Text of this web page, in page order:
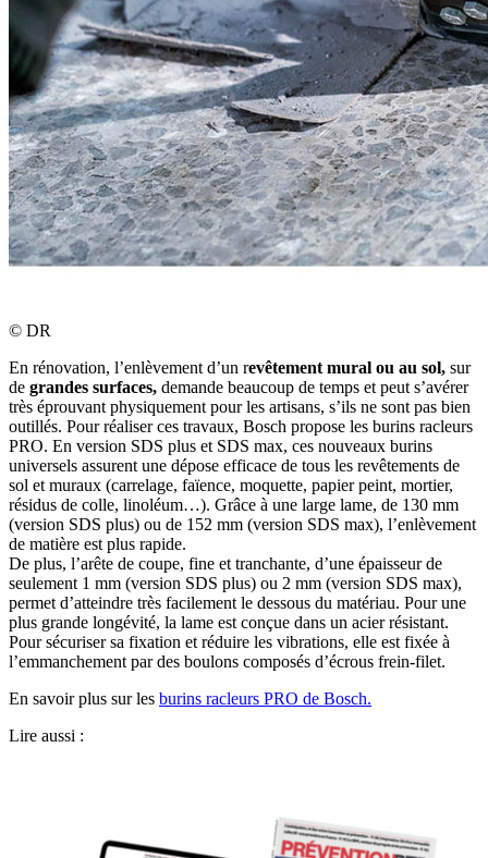
© DR
En rénovation, l’enlèvement d’un revêtement mural ou au sol, sur
de grandes surfaces, demande beaucoup de temps et peut s’avérer
très éprouvant physiquement pour les artisans, s’ils ne sont pas bien
outillés. Pour réaliser ces travaux, Bosch propose les burins racleurs
PRO. En version SDS plus et SDS max, ces nouveaux burins
universels assurent une dépose efficace de tous les revêtements de
sol et muraux (carrelage, faïence, moquette, papier peint, mortier,
résidus de colle, linoléum…). Grâce à une large lame, de 130 mm
(version SDS plus) ou de 152 mm (version SDS max), l’enlèvement
de matière est plus rapide.
De plus, l’arête de coupe, fine et tranchante, d’une épaisseur de
seulement 1 mm (version SDS plus) ou 2 mm (version SDS max),
permet d’atteindre très facilement le dessous du matériau. Pour une
plus grande longévité, la lame est conçue dans un acier résistant.
Pour sécuriser sa fixation et réduire les vibrations, elle est fixée à
l’emmanchement par des boulons composés d’écrous frein-filet.
En savoir plus sur les burins racleurs PRO de Bosch.
Lire aussi :